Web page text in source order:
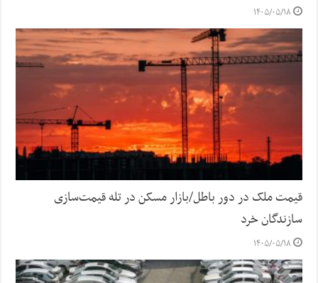
۱۴۰۵/۰۵/۱۸
قیمت ملک در دور باطل/بازار مسکن در تله قیمت‌سازی
سازندگان خرد
۱۴۰۵/۰۵/۱۸